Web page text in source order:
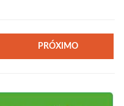
PRÓXIMO